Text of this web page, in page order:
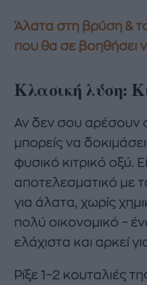
Άλατα στη βρύση &
που θα σε βοηθήσει
Κλασική λύση:
Αν δεν σου αρέσουν
μπορείς να
φυσικό κιτρικό οξύ.
αποτελεσματικό με
για άλατα, χωρίς
πολύ οικονομικό –
ελάχιστα και αρκεί
Ρίξε 1–2 κουταλιές